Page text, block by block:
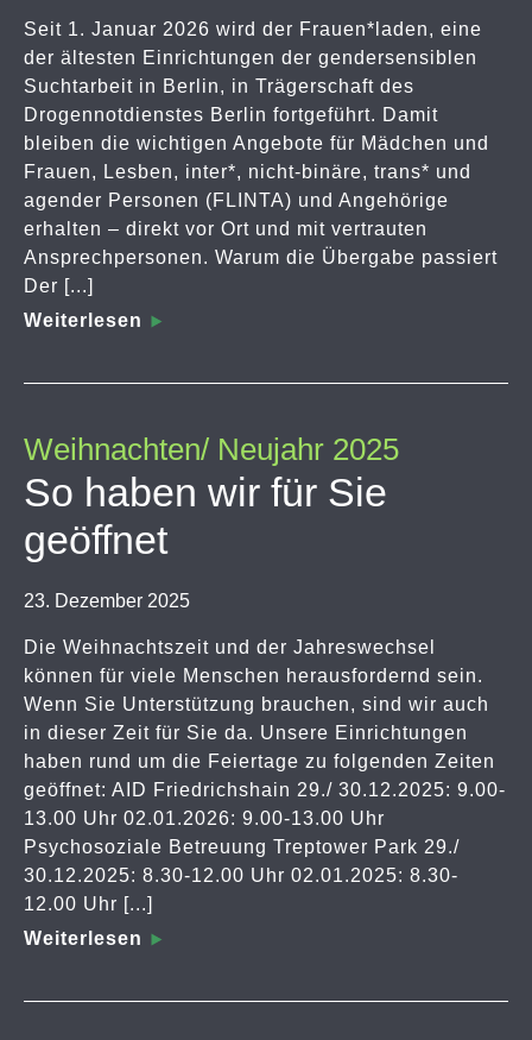
Seit 1. Januar 2026 wird der Frauen*laden, eine
der ältesten Einrichtungen der gendersensiblen
Suchtarbeit in Berlin, in Trägerschaft des
Drogennotdienstes Berlin fortgeführt. Damit
bleiben die wichtigen Angebote für Mädchen und
Frauen, Lesben, inter*, nicht-binäre, trans* und
agender Personen (FLINTA) und Angehörige
erhalten – direkt vor Ort und mit vertrauten
Ansprechpersonen. Warum die Übergabe passiert
Der [...]
Weiterlesen
Weihnachten/ Neujahr 2025
So haben wir für Sie
geöffnet
23. Dezember 2025
Die Weihnachtszeit und der Jahreswechsel
können für viele Menschen herausfordernd sein.
Wenn Sie Unterstützung brauchen, sind wir auch
in dieser Zeit für Sie da. Unsere Einrichtungen
haben rund um die Feiertage zu folgenden Zeiten
geöffnet: AID Friedrichshain 29./ 30.12.2025: 9.00-
13.00 Uhr 02.01.2026: 9.00-13.00 Uhr
Psychosoziale Betreuung Treptower Park 29./
30.12.2025: 8.30-12.00 Uhr 02.01.2025: 8.30-
12.00 Uhr [...]
Weiterlesen